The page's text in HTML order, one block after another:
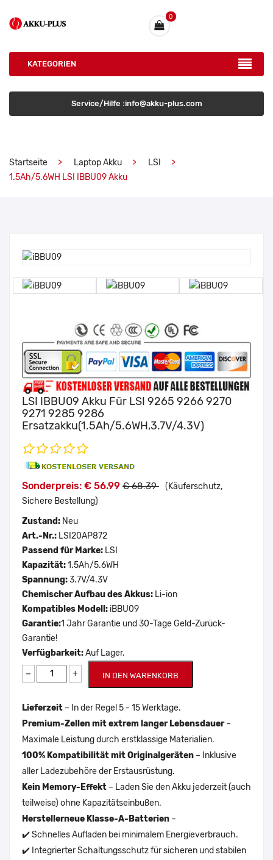
0
KATEGORIEN
Service/Hilfe :info@akku-plus.com
Startseite Laptop Akku
LSI
1.5Ah/5.6WH LSI IBBU09 Akku
LSI IBBU09 Akku Für LSI 9265 9266 9270
9271 9285 9286
Ersatzakku(1.5Ah/5.6WH,3.7V/4.3V)
Sonderpreis: € 56.99 € 68.39 (Käuferschutz,
Sichere Bestellung)
Zustand: Neu
Art.-Nr.: LSI20AP872
Passend für Marke: LSI
Kapazität:1.5Ah/5.6WH
Spannung:3.7V/4.3V
Chemischer Aufbau des Akkus: Li-ion
Kompatibles Modell: iBBU09
Garantie:1 Jahr Garantie und 30-Tage Geld-Zurück-
Garantie!
Verfügbarkeit:Auf Lager.
− + IN DEN WARENKORB
Lieferzeit – In der Regel 5 - 15 Werktage.
Premium-Zellen mit extrem langer Lebensdauer–
Maximale Leistung durch erstklassige Materialien.
100% Kompatibilität mit Originalgeräten – Inklusive
aller Ladezubehöre der Erstausrüstung.
Kein Memory-Effekt – Laden Sie den Akku jederzeit (auch
teilweise) ohne Kapazitätseinbußen.
Herstellerneue Klasse-A-Batterien –
✔️ Schnelles Aufladen bei minimalem Energieverbrauch.
✔️ Integrierter Schaltungsschutz für sicheren und stabilen